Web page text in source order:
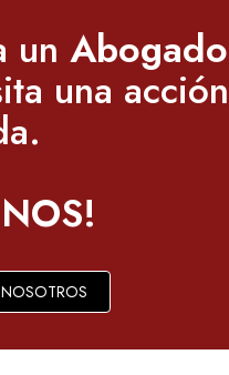
un Abogado
una acción